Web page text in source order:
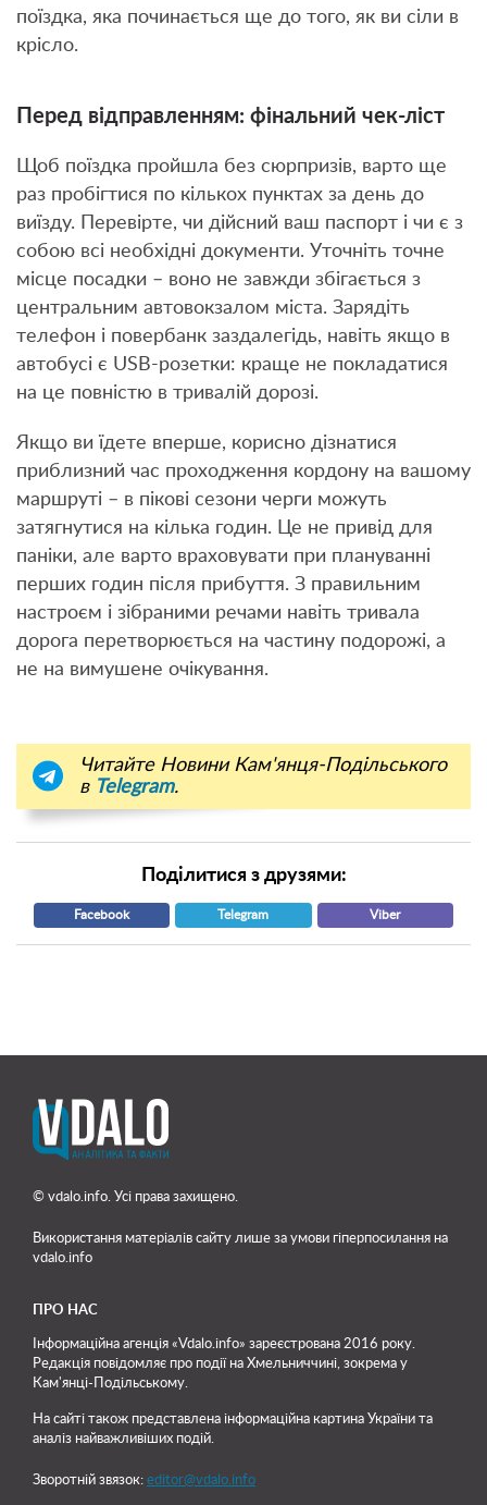
поїздка, яка починається ще до того, як ви сіли в
крісло.
Перед відправленням: фінальний чек-ліст
Щоб поїздка пройшла без сюрпризів, варто ще
раз пробігтися по кількох пунктах за день до
виїзду. Перевірте, чи дійсний ваш паспорт і чи є з
собою всі необхідні документи. Уточніть точне
місце посадки – воно не завжди збігається з
центральним автовокзалом міста. Зарядіть
телефон і повербанк заздалегідь, навіть якщо в
автобусі є USB-розетки: краще не покладатися
на це повністю в тривалій дорозі.
Якщо ви їдете вперше, корисно дізнатися
приблизний час проходження кордону на вашому
маршруті – в пікові сезони черги можуть
затягнутися на кілька годин. Це не привід для
паніки, але варто враховувати при плануванні
перших годин після прибуття. З правильним
настроєм і зібраними речами навіть тривала
дорога перетворюється на частину подорожі, а
не на вимушене очікування.
Читайте Новини Кам'янця-Подільського
в Telegram.
Поділитися з друзями:
Facebook Telegram Viber
© vdalo.info. Усі права захищено.
Використання матеріалів сайту лише за умови гіперпосилання на
vdalo.info
ПРО НАС
Інформаційна агенція «Vdalo.info» зареєстрована 2016 року.
Редакція повідомляє про події на Хмельниччині, зокрема у
Кам'янці-Подільському.
На сайті також представлена інформаційна картина України та
аналіз найважливіших подій.
Зворотній звязок: editor@vdalo.info